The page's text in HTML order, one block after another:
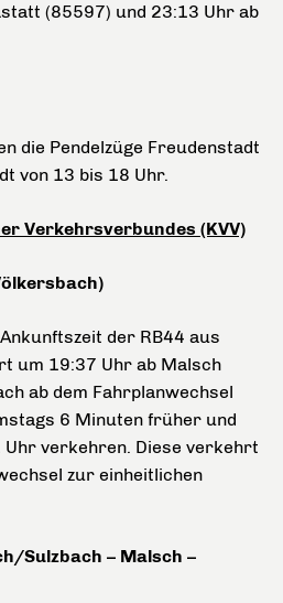
(85597) und 23:13 Uhr ab
die Pendelzüge Freudenstadt
von 13 bis 18 Uhr.
Verkehrsverbundes (KVV)
der RB44 aus
um 19:37 Uhr ab Malsch
ab dem Fahrplanwechsel
6 Minuten früher und
verkehren. Diese verkehrt
zur einheitlichen
Sulzbach – Malsch –